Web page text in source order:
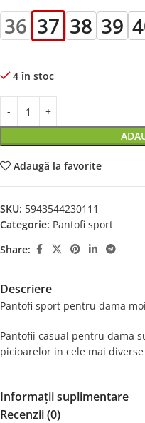
36 37 38 39
4 în stoc
Adaugă la favorite
SKU: 5943544230111
Categorie: Pantofi sport
Share:
Descriere
Pantofi sport pentru dama
Pantofii casual pentru dama
picioarelor in cele mai
Informații suplimentare
Recenzii (0)